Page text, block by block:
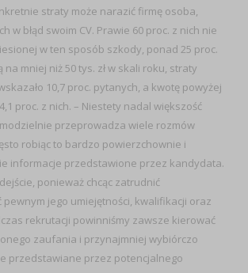
straty może narazić firmę osoba,
w błąd swoim CV. Prawie 60 proc. z nich nie
w ten sposób szkody, ponad 25 proc.
na mniej niż 50 tys. zł w skali roku, straty
10,7 proc. pytanych, a kwotę powyżej
proc. z nich. – Niestety nadal większość
przeprowadza wiele rozmów
robiąc to bardzo powierzchownie i
informacje przedstawione przez kandydata.
ponieważ chcąc zatrudnić
jego umiejętności, kwalifikacji oraz
rekrutacji powinniśmy zawsze kierować
zaufania i przynajmniej wybiórczo
przedstawiane przez potencjalnego